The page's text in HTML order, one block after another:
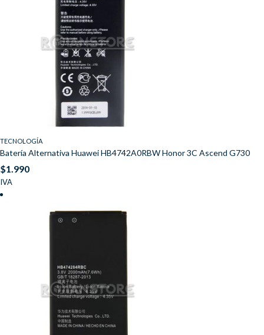
TECNOLOGÍA
Batería Alternativa Huawei HB4742A0RBW Honor 3C Ascend G730
$1.990
IVA